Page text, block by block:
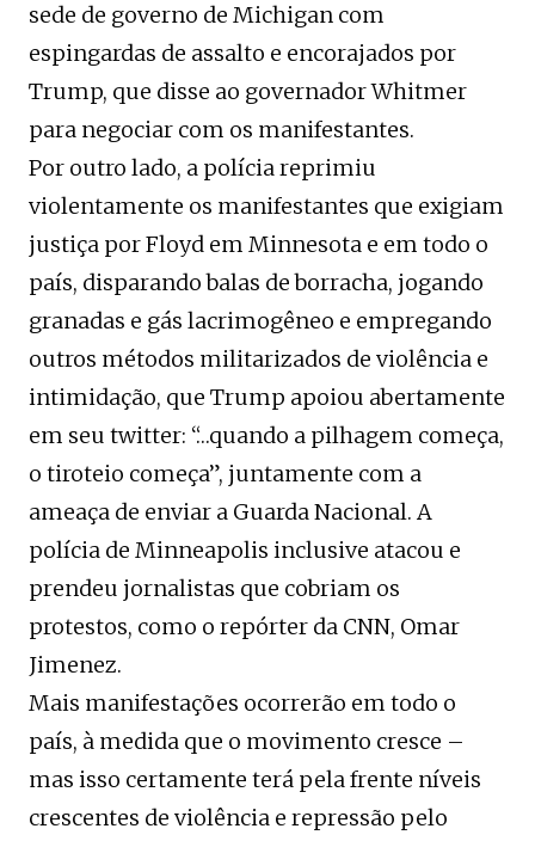
sede de governo de Michigan com
espingardas de assalto e encorajados por
Trump, que disse ao governador Whitmer
para negociar com os manifestantes.
Por outro lado, a polícia reprimiu
violentamente os manifestantes que exigiam
justiça por Floyd em Minnesota e em todo o
país, disparando balas de borracha, jogando
granadas e gás lacrimogêneo e empregando
outros métodos militarizados de violência e
intimidação, que Trump apoiou abertamente
em seu twitter: “…quando a pilhagem começa,
o tiroteio começa”, juntamente com a
ameaça de enviar a Guarda Nacional. A
polícia de Minneapolis inclusive atacou e
prendeu jornalistas que cobriam os
protestos, como o repórter da CNN, Omar
Jimenez.
Mais manifestações ocorrerão em todo o
país, à medida que o movimento cresce –
mas isso certamente terá pela frente níveis
crescentes de violência e repressão pelo